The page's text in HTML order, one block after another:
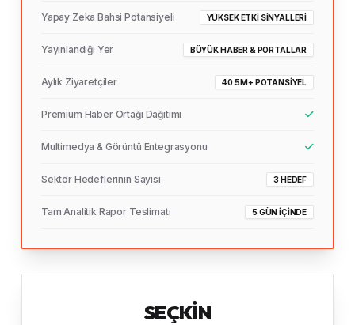
Yapay Zeka Bahsi Potansiyeli YÜKSEK ETKI SINYALLERI
Yayınlandığı Yer BÜYÜK HABER & PORTALLAR
Aylık Ziyaretçiler 40.5M+ POTANSIYEL
Premium Haber Ortağı Dağıtımı
Multimedya & Görüntü Entegrasyonu
Sektör Hedeflerinin Sayısı 3 HEDEF
Tam Analitik Rapor Teslimatı 5 GÜN İÇINDE
SEÇKIN